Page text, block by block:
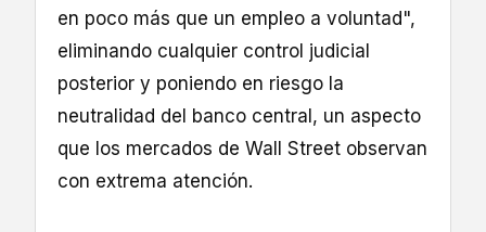
en poco más que un empleo a voluntad",
eliminando cualquier control judicial
posterior y poniendo en riesgo la
neutralidad del banco central, un aspecto
que los mercados de Wall Street observan
con extrema atención.